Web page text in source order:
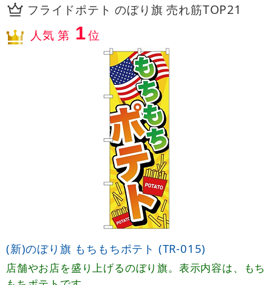
フライドポテト のぼり旗 売れ筋TOP21
人気 第 1位
(新)のぼり旗 もちもちポテト (TR-015)
店舗やお店を盛り上げるのぼり旗。表示内容は、もち